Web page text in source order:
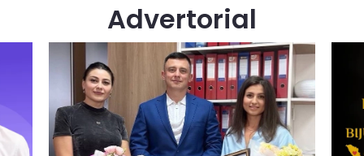
Advertorial